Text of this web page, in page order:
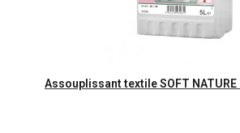
Aperçu rapide